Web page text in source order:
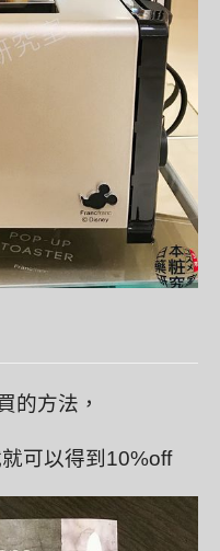
的方法，
可以得到10%off